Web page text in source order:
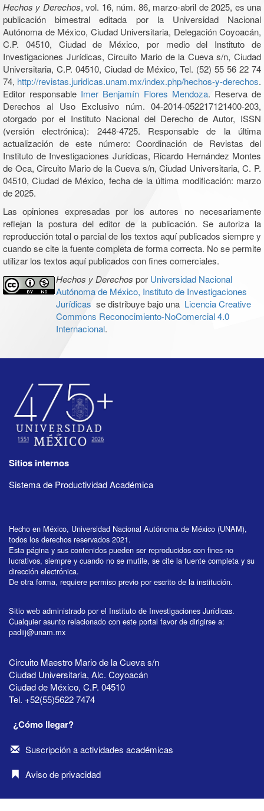
Hechos y Derechos, vol. 16, núm. 86, marzo-abril de 2025, es una
publicación bimestral editada por la Universidad Nacional
Autónoma de México, Ciudad Universitaria, Delegación Coyoacán,
C.P. 04510, Ciudad de México, por medio del Instituto de
Investigaciones Jurídicas, Circuito Mario de la Cueva s/n, Ciudad
Universitaria, C.P. 04510, Ciudad de México, Tel. (52) 55 56 22 74
74, http://revistas.juridicas.unam.mx/index.php/hechos-y-derechos.
Editor responsable Imer Benjamín Flores Mendoza. Reserva de
Derechos al Uso Exclusivo núm. 04-2014-052217121400-203,
otorgado por el Instituto Nacional del Derecho de Autor, ISSN
(versión electrónica): 2448-4725. Responsable de la última
actualización de este número: Coordinación de Revistas del
Instituto de Investigaciones Jurídicas, Ricardo Hernández Montes
de Oca, Circuito Mario de la Cueva s/n, Ciudad Universitaria, C. P.
04510, Ciudad de México, fecha de la última modificación: marzo
de 2025.
Las opiniones expresadas por los autores no necesariamente
reflejan la postura del editor de la publicación. Se autoriza la
reproducción total o parcial de los textos aquí publicados siempre y
cuando se cite la fuente completa de forma correcta. No se permite
utilizar los textos aquí publicados con fines comerciales.
Hechos y Derechos por Universidad Nacional
Autónoma de México, Instituto de Investigaciones
Jurídicas se distribuye bajo una Licencia Creative
Commons Reconocimiento-NoComercial 4.0
Internacional.
Sitios internos
Sistema de Productividad Académica
Hecho en México, Universidad Nacional Autónoma de México (UNAM),
todos los derechos reservados 2021.
Esta página y sus contenidos pueden ser reproducidos con fines no
lucrativos, siempre y cuando no se mutile, se cite la fuente completa y su
dirección electrónica.
De otra forma, requiere permiso previo por escrito de la institución.
Sitio web administrado por el Instituto de Investigaciones Jurídicas.
Cualquier asunto relacionado con este portal favor de dirigirse a:
padiij@unam.mx
Circuito Maestro Mario de la Cueva s/n
Ciudad Universitaria, Alc. Coyoacán
Ciudad de México, C.P. 04510
Tel. +52(55)5622 7474
¿Cómo llegar?
Suscripción a actividades académicas
Aviso de privacidad